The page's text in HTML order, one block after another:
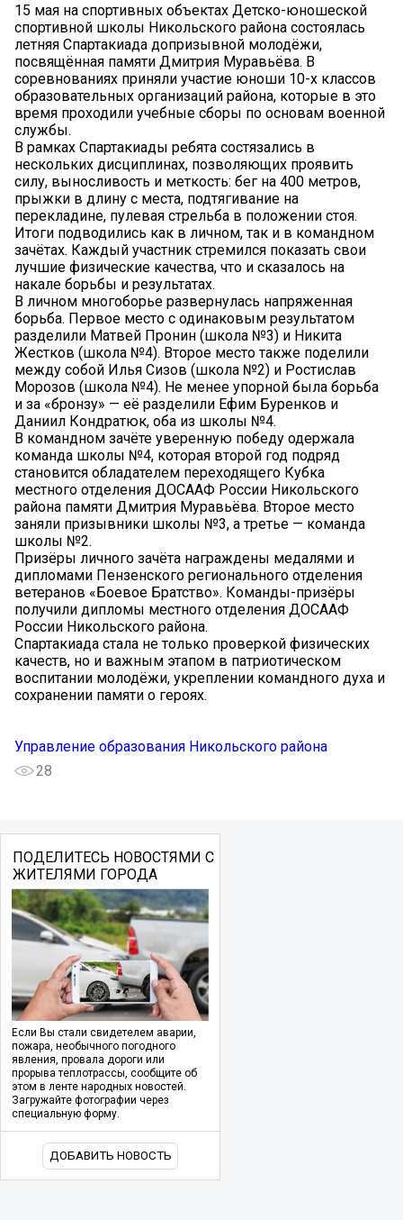
15 мая на спортивных объектах Детско-юношеской
спортивной школы Никольского района состоялась
летняя Спартакиада допризывной молодёжи,
посвящённая памяти Дмитрия Муравьёва. В
соревнованиях приняли участие юноши 10-х классов
образовательных организаций района, которые в это
время проходили учебные сборы по основам военной
службы.
В рамках Спартакиады ребята состязались в
нескольких дисциплинах, позволяющих проявить
силу, выносливость и меткость: бег на 400 метров,
прыжки в длину с места, подтягивание на
перекладине, пулевая стрельба в положении стоя.
Итоги подводились как в личном, так и в командном
зачётах. Каждый участник стремился показать свои
лучшие физические качества, что и сказалось на
накале борьбы и результатах.
В личном многоборье развернулась напряженная
борьба. Первое место с одинаковым результатом
разделили Матвей Пронин (школа №3) и Никита
Жестков (школа №4). Второе место также поделили
между собой Илья Сизов (школа №2) и Ростислав
Морозов (школа №4). Не менее упорной была борьба
и за «бронзу» — её разделили Ефим Буренков и
Даниил Кондратюк, оба из школы №4.
В командном зачёте уверенную победу одержала
команда школы №4, которая второй год подряд
становится обладателем переходящего Кубка
местного отделения ДОСААФ России Никольского
района памяти Дмитрия Муравьёва. Второе место
заняли призывники школы №3, а третье — команда
школы №2.
Призёры личного зачёта награждены медалями и
дипломами Пензенского регионального отделения
ветеранов «Боевое Братство». Команды-призёры
получили дипломы местного отделения ДОСААФ
России Никольского района.
Спартакиада стала не только проверкой физических
качеств, но и важным этапом в патриотическом
воспитании молодёжи, укреплении командного духа и
сохранении памяти о героях.
Управление образования Никольского района
28
ПОДЕЛИТЕСЬ НОВОСТЯМИ С
ЖИТЕЛЯМИ ГОРОДА
Если Вы стали свидетелем аварии,
пожара, необычного погодного
явления, провала дороги или
прорыва теплотрассы, сообщите об
этом в ленте народных новостей.
Загружайте фотографии через
специальную форму.
ДОБАВИТЬ НОВОСТЬ